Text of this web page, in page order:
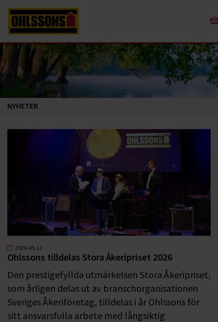
NYHETER
2026-05-11
Ohlssons tilldelas Stora Åkeripriset 2026
Den prestigefyllda utmärkelsen Stora Åkeripriset,
som årligen delas ut av branschorganisationen
Sveriges Åkeriföretag, tilldelas i år Ohlssons för
sitt ansvarsfulla arbete med långsiktig